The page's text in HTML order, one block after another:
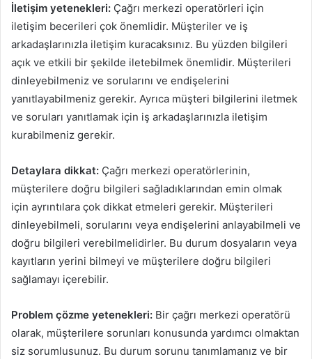
İletişim yetenekleri: Çağrı merkezi operatörleri için
iletişim becerileri çok önemlidir. Müşteriler ve iş
arkadaşlarınızla iletişim kuracaksınız. Bu yüzden bilgileri
açık ve etkili bir şekilde iletebilmek önemlidir. Müşterileri
dinleyebilmeniz ve sorularını ve endişelerini
yanıtlayabilmeniz gerekir. Ayrıca müşteri bilgilerini iletmek
ve soruları yanıtlamak için iş arkadaşlarınızla iletişim
kurabilmeniz gerekir.
Detaylara dikkat: Çağrı merkezi operatörlerinin,
müşterilere doğru bilgileri sağladıklarından emin olmak
için ayrıntılara çok dikkat etmeleri gerekir. Müşterileri
dinleyebilmeli, sorularını veya endişelerini anlayabilmeli ve
doğru bilgileri verebilmelidirler. Bu durum dosyaların veya
kayıtların yerini bilmeyi ve müşterilere doğru bilgileri
sağlamayı içerebilir.
Problem çözme yetenekleri: Bir çağrı merkezi operatörü
olarak, müşterilere sorunları konusunda yardımcı olmaktan
siz sorumlusunuz. Bu durum sorunu tanımlamanız ve bir